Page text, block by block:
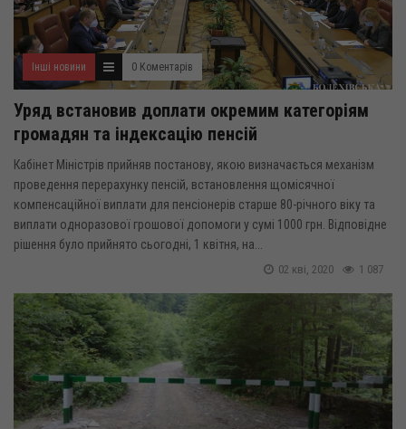
Інші новини 0 Коментарів
Уряд встановив доплати окремим категоріям
громадян та індексацію пенсій
Кабінет Міністрів прийняв постанову, якою визначається механізм
проведення перерахунку пенсій, встановлення щомісячної
компенсаційної виплати для пенсіонерів старше 80-річного віку та
виплати одноразової грошової допомоги у сумі 1000 грн. Відповідне
рішення було прийнято сьогодні, 1 квітня, на...
1 087
02 кві, 2020